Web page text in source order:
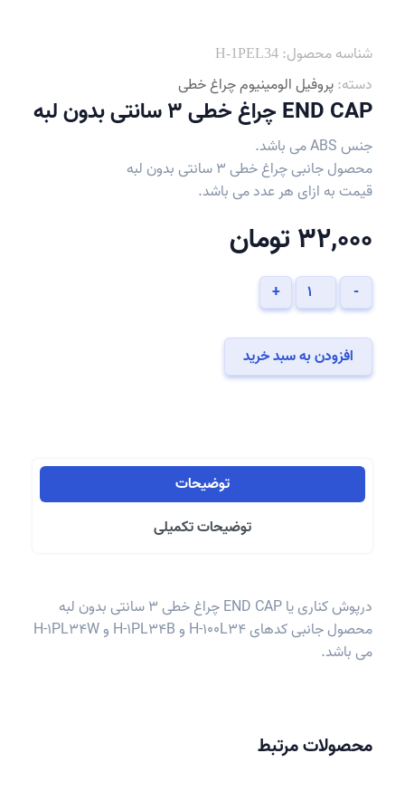
شناسه محصول: H-1PEL34
دسته:پروفیل الومینیوم چراغ خطی
END CAP چراغ خطی 3 سانتی بدون لبه
جنس ABS می باشد.
محصول جانبی چراغ خطی 3 سانتی بدون لبه
قیمت به ازای هر عدد می باشد.
32,000تومان
-
END
CAP
خطی
3
+
افزودن به سبد خرید
توضیحات
توضیحات تکمیلی
درپوش کناری یا END CAP چراغ خطی 3 سانتی بدون لبه
محصول جانبی کدهای H-100L34 و H-1PL34B و H-1PL34W
می باشد.
محصولات مرتبط